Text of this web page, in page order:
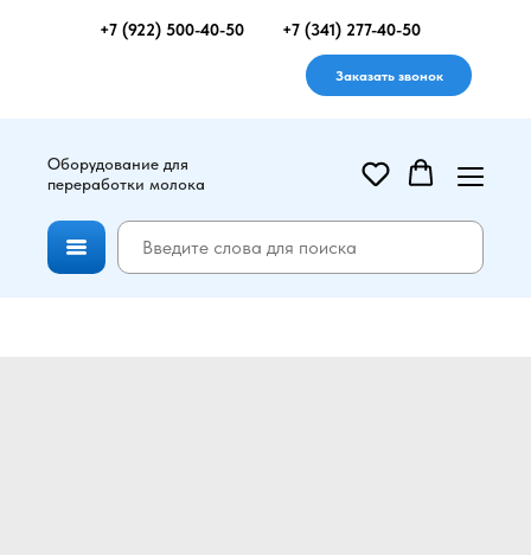
+7 (922) 500-40-50 +7 (341) 277-40-50
Заказать звонок
Оборудование для
переработки молока